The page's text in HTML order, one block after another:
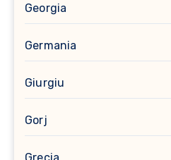
Georgia
Germania
Giurgiu
Gorj
Grecia